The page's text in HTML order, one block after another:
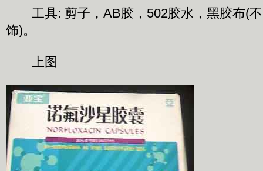
工具: 剪子，AB胶，502胶水，黑胶布(不
饰)。
上图